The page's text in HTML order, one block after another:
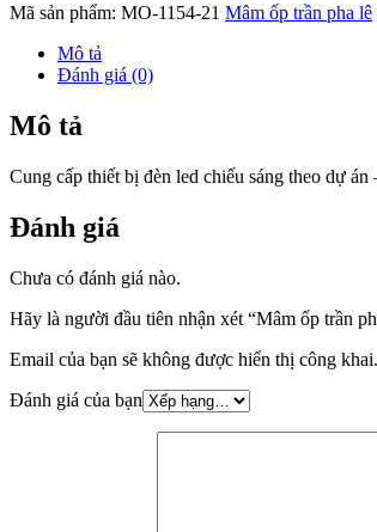
Mã sản phẩm: MO-1154-21 Mâm ốp trần pha lê
Mô tả
Đánh giá (0)
Mô tả
Cung cấp thiết bị đèn led chiếu sáng theo dự
Đánh giá
Chưa có đánh giá nào.
Hãy là người đầu tiên nhận xét “Mâm ốp trần
Email của bạn sẽ không được hiển thị công khai.
Đánh giá của bạn